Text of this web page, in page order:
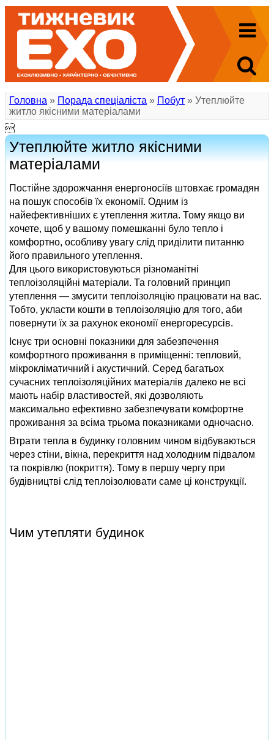
Головна » Порада спеціаліста » Побут » Утеплюйте
житло якісними матеріалами

Утеплюйте житло якісними
матеріалами
Постійне здорожчання енергоносіїв штовхає громадян
на пошук способів їх економії. Одним із
найефективніших є утеплення житла. Тому якщо ви
хочете, щоб у вашому помешканні було тепло і
комфортно, особливу увагу слід приділити питанню
його правильного утеплення.
Для цього використовуються різноманітні
теплоізоляційні матеріали. Та головний принцип
утеплення — змусити теплоізоляцію працювати на вас.
Тобто, укласти кошти в теплоізоляцію для того, аби
повернути їх за рахунок економії енергоресурсів.
Існує три основні показники для забезпечення
комфортного проживання в приміщенні: тепловий,
мікрокліматичний і акустичний. Серед багатьох
сучасних теплоізоляційних матеріалів далеко не всі
мають набір властивостей, які дозволяють
максимально ефективно забезпечувати комфортне
проживання за всіма трьома показниками одночасно.
Втрати тепла в будинку головним чином відбуваються
через стіни, вікна, перекриття над холодним підвалом
та покрівлю (покриття). Тому в першу чергу при
будівництві слід теплоізолювати саме ці конструкції.
Чим утепляти будинок